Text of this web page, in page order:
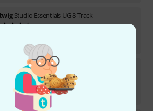
Studio Essentials UG 8-Track
2
Kč
Studio Essentials Upgrade Plan
Licence ke stažení produktu
Kč